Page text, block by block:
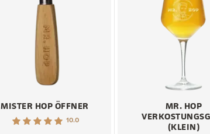
MISTER HOP ÖFFNER
10.0
MR. HOP
(KLEIN)